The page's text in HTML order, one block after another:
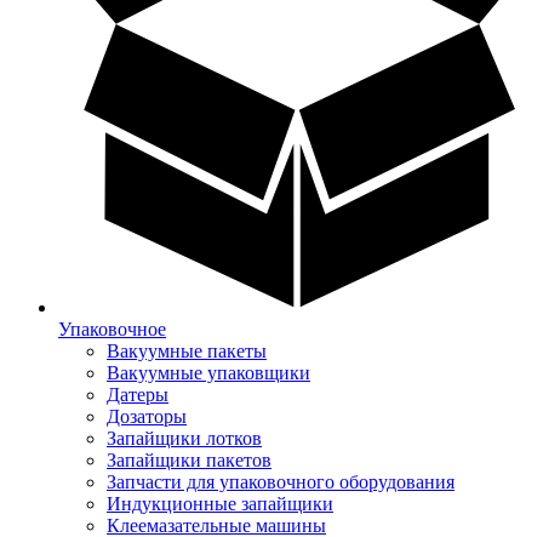
Упаковочное
Вакуумные пакеты
Вакуумные упаковщики
Датеры
Дозаторы
Запайщики лотков
Запайщики пакетов
Запчасти для упаковочного оборудования
Индукционные запайщики
Клеемазательные машины